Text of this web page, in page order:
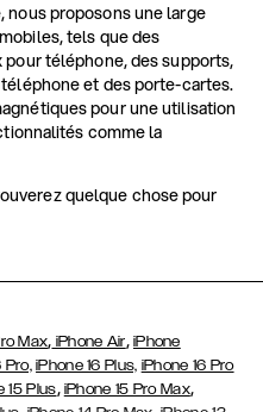
nous proposons une large
tels que des
téléphone, des supports,
et des porte-cartes.
pour une utilisation
comme la
quelque chose pour
Max, iPhone Air, iPhone
Pro, iPhone 16 Plus, iPhone 16 Pro
15 Plus, iPhone 15 Pro Max,